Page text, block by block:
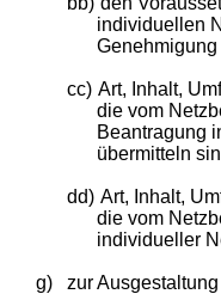
individuellen
cc) Art, Inhalt,
die vom
Beantragung
übermitteln
dd) Art, Inhalt,
die vom
individueller
g)
zur